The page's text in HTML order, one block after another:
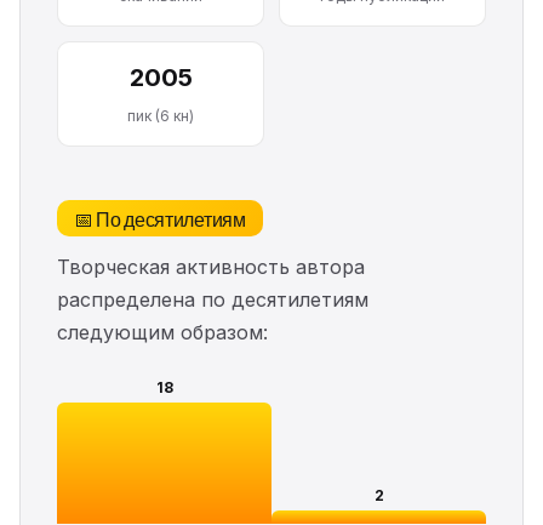
2005
пик (6 кн)
📅 По десятилетиям
Творческая активность автора
распределена по десятилетиям
следующим образом:
18
2